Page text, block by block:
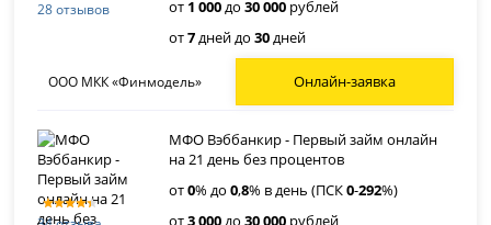
28 отзывов
от 1 000до30 000 рублей
от7дней до30дней
ООО МКК «Финмодель» Онлайн-заявка
МФО Вэббанкир - Первый займ онлайн
на 21 день без процентов
от0% до0,8% в день (ПСК0-292%)